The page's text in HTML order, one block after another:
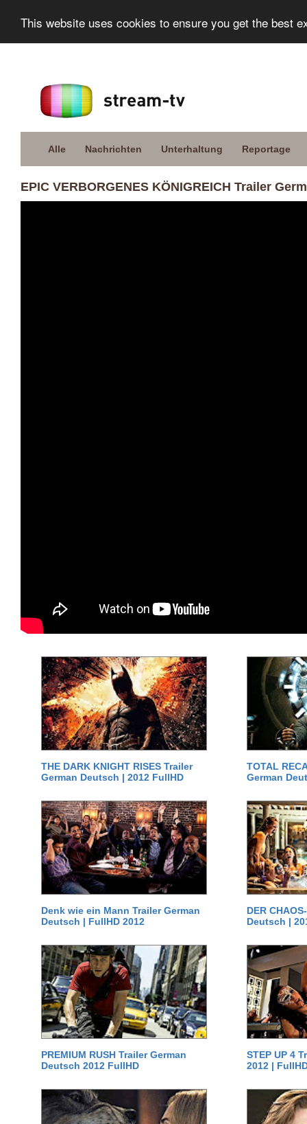
This website uses cookies to ensure you get the best
Alle Nachrichten Unterhaltung Reportage
EPIC VERBORGENES KÖNIGREICH Trailer
THE DARK KNIGHT RISES Trailer
German Deutsch | 2012 FullHD
TOTAL
German
Denk wie ein Mann Trailer German
Deutsch | FullHD 2012
DER
Deutsch |
PREMIUM RUSH Trailer German
Deutsch 2012 FullHD
STEP UP 4
2012 |